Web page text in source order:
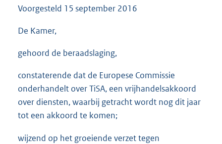
5
Voorgesteld 15 september 2016
De Kamer,
gehoord de beraadslaging,
constaterende dat de Europese Commissie
onderhandelt over TiSA, een vrijhandelsakkoord
over diensten, waarbij getracht wordt nog dit jaar
tot een akkoord te komen;
wijzend op het groeiende verzet tegen